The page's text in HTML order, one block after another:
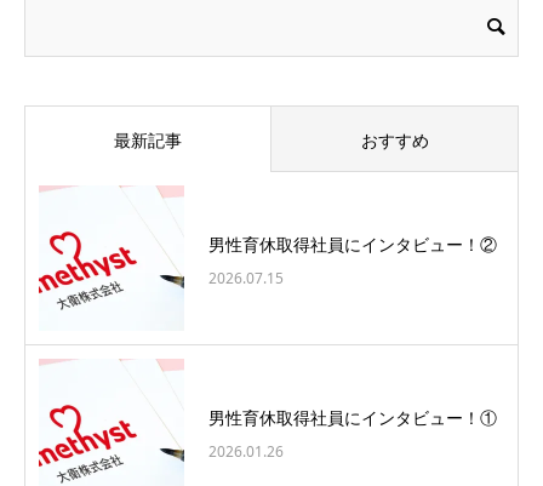
最新記事 おすすめ
男性育休取得社員にインタビュー！②
2026.07.15
男性育休取得社員にインタビュー！①
2026.01.26